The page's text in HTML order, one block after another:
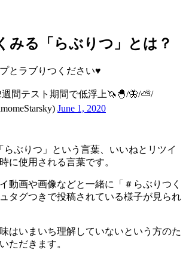
みる「らぶりつ」とは？
とラブりつください♥
間テスト期間で低浮上🦄🐣/🦋/⛅/
June 1, 2020
らぶりつ」という言葉、いいねとリツイ
に使用される言葉です。
動画や画像などと一緒に「＃らぶりつく
タグつきで投稿されている様子が見られ
はいまいち理解していないという方のた
ただきます。